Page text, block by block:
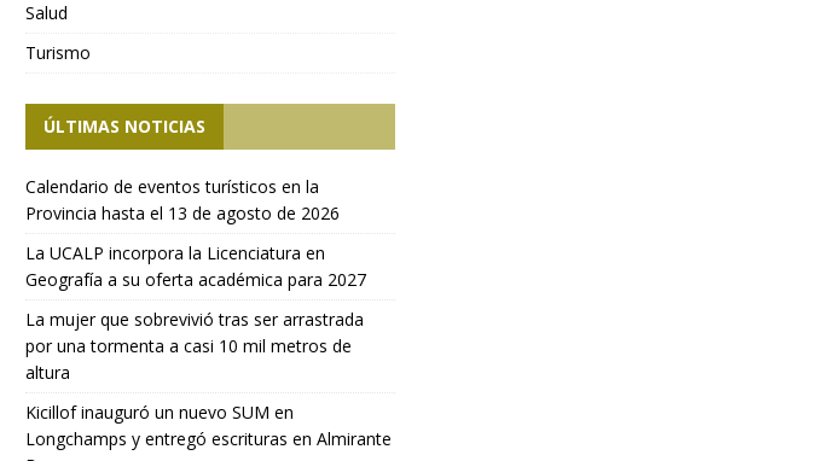
Salud
Turismo
ÚLTIMAS NOTICIAS
Calendario de eventos turísticos en la
Provincia hasta el 13 de agosto de 2026
La UCALP incorpora la Licenciatura en
Geografía a su oferta académica para 2027
La mujer que sobrevivió tras ser arrastrada
por una tormenta a casi 10 mil metros de
altura
Kicillof inauguró un nuevo SUM en
Longchamps y entregó escrituras en Almirante